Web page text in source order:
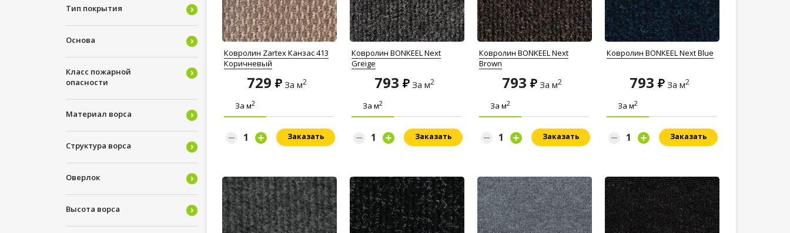
Тип покрытия
Основа
Класс пожарной
опасности
Материал ворса
Структура ворса
Оверлок
Высота ворса
Ковролин Zartex Канзас 413
Коричневый
729 За м2
За м2
Заказать
Ковролин BONKEEL Next
Greige
793 За м2
За м2
Заказать
Ковролин BONKEEL Next
Brown
793 За м2
За м2
Заказать
Ковролин BONKEEL Next Blue
793 За м2
За м2
Заказать